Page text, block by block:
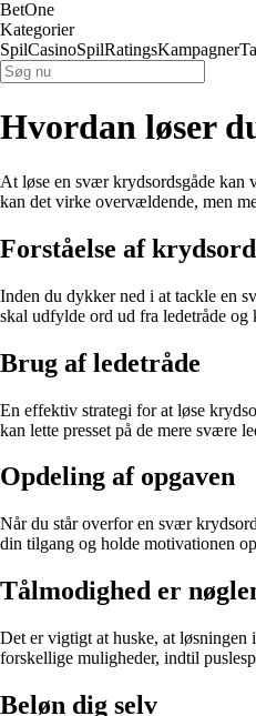
BetOne
Kategorier
SpilCasinoSpilRatingsKampagner
Hvordan løser
At løse en svær krydsordsgåde kan
kan det virke overvældende, men
Forståelse af krydsord
Inden du dykker ned i at tackle en
skal udfylde ord ud fra ledetråde og
Brug af ledetråde
En effektiv strategi for at løse
kan lette presset på de mere svære
Opdeling af opgaven
Når du står overfor en svær
din tilgang og holde motivationen
Tålmodighed er
Det er vigtigt at huske, at
forskellige muligheder, indtil
Beløn dig selv